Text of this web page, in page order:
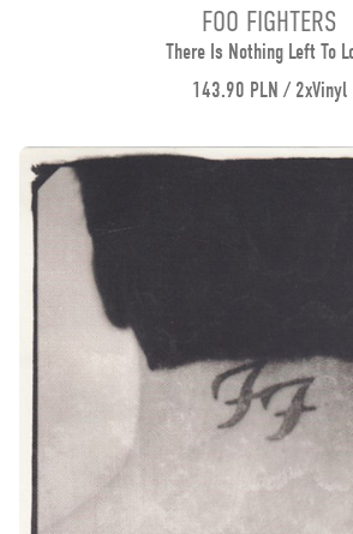
FOO FIGHTERS
There Is Nothing Left To
143.90 PLN / 2xVinyl